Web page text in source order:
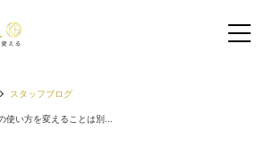
スタッフブログ
使い方を変えることは別...